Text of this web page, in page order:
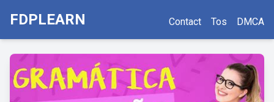
FDPLEARN Contact Tos DMCA